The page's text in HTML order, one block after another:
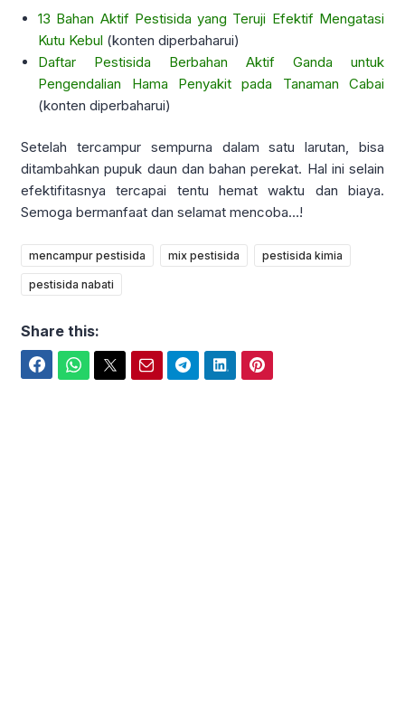
13 Bahan Aktif Pestisida yang Teruji Efektif Mengatasi
Kutu Kebul (konten diperbaharui)
Daftar Pestisida Berbahan Aktif Ganda untuk
Pengendalian Hama Penyakit pada Tanaman Cabai
(konten diperbaharui)
Setelah tercampur sempurna dalam satu larutan, bisa
ditambahkan pupuk daun dan bahan perekat. Hal ini selain
efektifitasnya tercapai tentu hemat waktu dan biaya.
Semoga bermanfaat dan selamat mencoba…!
mencampur pestisida mix pestisida pestisida kimia
pestisida nabati
Share this: